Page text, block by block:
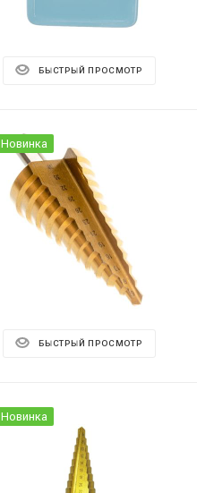
БЫСТРЫЙ ПРОСМОТР
Новинка
БЫСТРЫЙ ПРОСМОТР
Новинка